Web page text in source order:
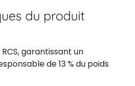
du produit
garantissant un
de 13 % du poids